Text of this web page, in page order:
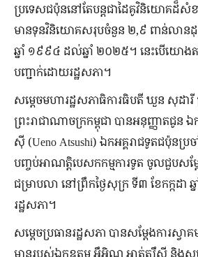
ប្រទេសជប៉ុននៅតែបន្តជាដៃគូវិនិយោគដ៏សំ
មានទុនវិនិយោគសរុបចំនួន ២,៩ ពាន់លានដុល្
ឆ្នាំ ១៩៩៤ ដល់ឆ្នាំ ២០២៥។ នេះបើយោ
បញ្ជាក់ដោយរដ្ឋសភា។
សម្តេចមហារដ្ឋសភាធិការធិបតី ឃួន សុដារី
ព្រះរាជាណាចក្រកម្ពុជា បានអនុញ្ញាតជូន
ស៊ី (Ueno Atsushi) ឯកអគ្គរាជទូតជប៉ុនប្រ
បញ្ចប់អាណត្តិបេសកកម្មការទូត ចូលជួបសម្
ជម្រាបលា នៅព្រឹកថ្ងៃសុក្រ ទី៣ ខែកក្កដា
រដ្ឋសភា។
សម្តេចប្រធានរដ្ឋសភា បានសម្តែងការស្វា
មានរបស់ឯកឧត្តម អឹអិណុ អាត់ត្សឹស៊ី និងស